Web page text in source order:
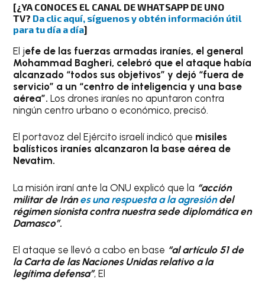
[¿YA CONOCES EL CANAL DE WHATSAPP DE UNO
TV? Da clic aquí, síguenos y obtén información útil
para tu día a día]
El jefe de las fuerzas armadas iraníes, el general
Mohammad Bagheri, celebró que el ataque había
alcanzado “todos sus objetivos” y dejó “fuera de
servicio” a un “centro de inteligencia y una base
aérea”.Los drones iraníes no apuntaron contra
ningún centro urbano o económico, precisó.
El portavoz del Ejército israelí indicó que misiles
balísticos iraníes alcanzaron la base aérea de
Nevatim.
La misión iraní ante la ONU explicó que la “acción
militar de Iránes una respuesta a la agresióndel
régimen sionista contra nuestra sede diplomática en
Damasco”.
El ataque se llevó a cabo en base “al artículo 51 de
la Carta de las Naciones Unidas relativo a la
legítima defensa”, El